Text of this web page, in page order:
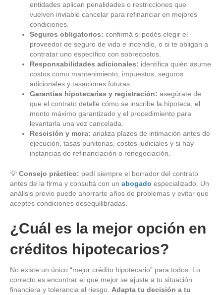
entidades aplican penalidades o restricciones que
vuelven inviable cancelar para refinanciar en mejores
condiciones.
Seguros obligatorios: confirmá si podés elegir el
proveedor de seguro de vida e incendio, o si te obligan a
contratar uno específico con sobrecostos.
Responsabilidades adicionales: identifica quién asume
costos como mantenimiento, impuestos, seguros
adicionales y tasaciones futuras.
Garantías hipotecarias y registración: asegúrate de
que el contrato detalle cómo se inscribe la hipoteca, el
monto máximo garantizado y el procedimiento para
levantarla una vez cancelada.
Rescisión y mora: analiza plazos de intimación antes de
ejecución, tasas punitorias, costos judiciales y si hay
instancias de refinanciación o renegociación.
💡 Consejo práctico: pedí siempre el borrador del contrato
antes de la firma y consultá con un abogado especializado. Un
análisis previo puede ahorrarte años de problemas y evitar que
aceptes condiciones desequilibradas.
¿Cuál es la mejor opción en
créditos hipotecarios?
No existe un único “mejor crédito hipotecario” para todos. Lo
correcto es encontrar el que mejor se ajuste a tu situación
financiera y tolerancia al riesgo. Adapta tu decisión a tu